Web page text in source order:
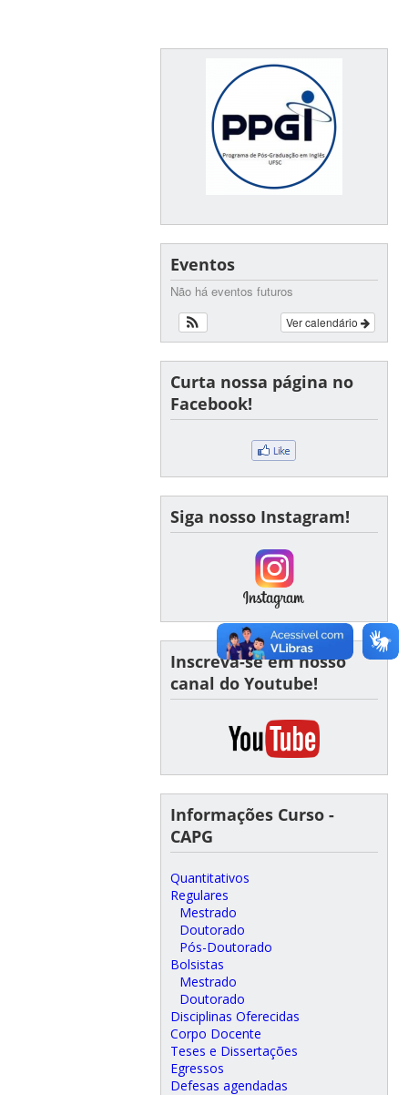
Eventos
Não há eventos futuros
Ver calendário
Curta nossa página no
Facebook!
Siga nosso Instagram!
Inscreva-se em nosso
canal do Youtube!
Informações Curso -
CAPG
Quantitativos
Regulares
Mestrado
Doutorado
Pós-Doutorado
Bolsistas
Mestrado
Doutorado
Disciplinas Oferecidas
Corpo Docente
Teses e Dissertações
Egressos
Defesas agendadas